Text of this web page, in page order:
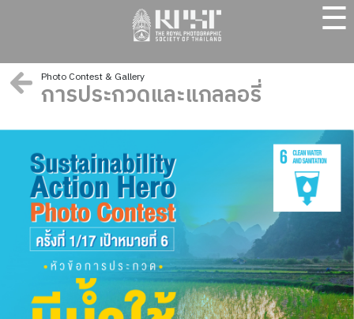
☰
Photo Contest & Gallery
การประกวดและแกลลอรี่